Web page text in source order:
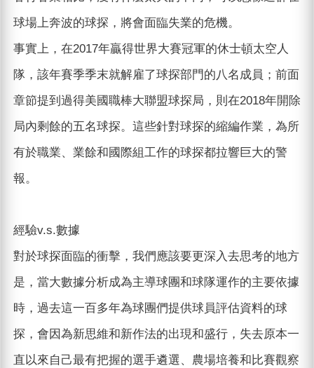
球場上奔波的球探，將會面臨失業的危機。
事實上，在2017年贏得世界大賽冠軍的休士頓太空人
隊，該年賽季季末就解雇了球探部門的八名成員；前面
章節提到過得美國職棒大聯盟球探局，則在2018年開除
局內剩餘的五名球探。這些針對球探的縮編作業，為所
有於職業、業餘和國際組工作的球探都拉響巨大的警
報。
經驗v.s.數據
對於球探面臨的衝擊，我們應該要更深入去思考的地方
是，當大數據分析成為主導球團和球隊運作的主要依據
時，過去這一百多年為球團們提供球員評估資料的球
探，會因為新思維和新作法的出現和盛行，失去原本一
直以來自己最有把握的選手遴選、農場培養和比賽觀察